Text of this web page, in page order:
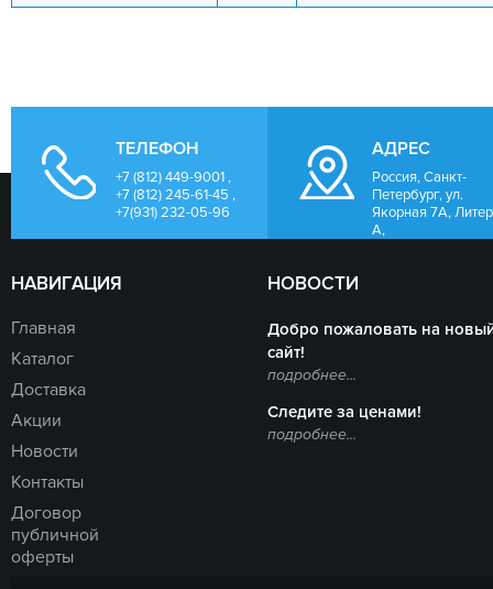
ТЕЛЕФОН
+7 (812) 449-9001 ,
+7 (812) 245-61-45 ,
+7(931) 232-05-96
АДРЕС
Россия, Санкт-
Петербург, ул.
Якорная 7А, Литер
А,
НАВИГАЦИЯ
Главная
Каталог
Доставка
Акции
Новости
Контакты
Договор
публичной
оферты
НОВОСТИ
Добро пожаловать на
сайт!
подробнее...
Следите за ценами!
подробнее...